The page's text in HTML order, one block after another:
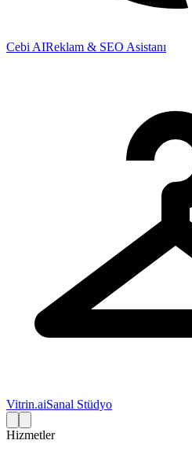
Cebi AIReklam & SEO Asistanı
Vitrin.aiSanal Stüdyo
Hizmetler